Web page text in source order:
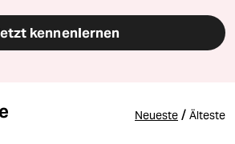
kennenlernen
Neueste / Älteste